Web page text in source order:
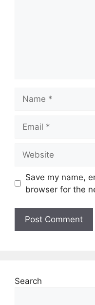
Save my name,
browser for the
Search